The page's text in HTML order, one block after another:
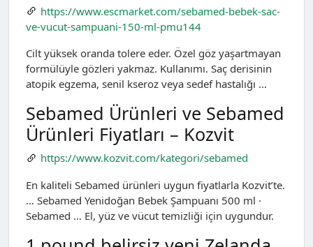
https://www.escmarket.com/sebamed-bebek-sac-
ve-vucut-sampuani-150-ml-pmu144
Cilt yüksek oranda tolere eder. Özel göz yaşartmayan
formülüyle gözleri yakmaz. Kullanımı. Saç derisinin
atopik egzema, senil kseroz veya sedef hastalığı …
Sebamed Ürünleri ve Sebamed
Ürünleri Fiyatları – Kozvit
https://www.kozvit.com/kategori/sebamed
En kaliteli Sebamed ürünleri uygun fiyatlarla Kozvit’te.
… Sebamed Yenidoğan Bebek Şampuanı 500 ml ·
Sebamed … El, yüz ve vücut temizliği için uygundur.